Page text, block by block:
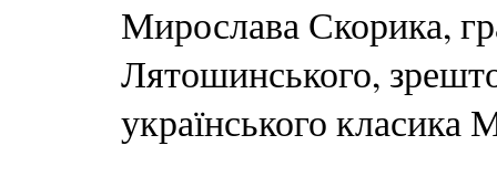
Мирослава Скорика,
Лятошинського,
українського класика